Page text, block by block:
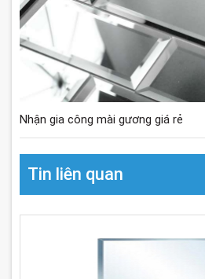
Nhận gia công mài gương giá rẻ
Tin liên quan